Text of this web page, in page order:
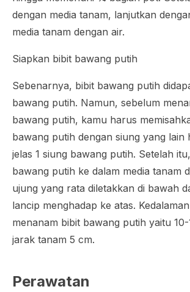
dengan media tanam, lanjutkan
media tanam dengan air.
Siapkan bibit bawang putih
Sebenarnya, bibit bawang putih
bawang putih. Namun, sebelum
bawang putih, kamu harus
bawang putih dengan siung yang lain
jelas 1 siung bawang putih. Setelah
bawang putih ke dalam media tanam
ujung yang rata diletakkan di bawah
lancip menghadap ke atas.
menanam bibit bawang putih yaitu
jarak tanam 5 cm.
Perawatan